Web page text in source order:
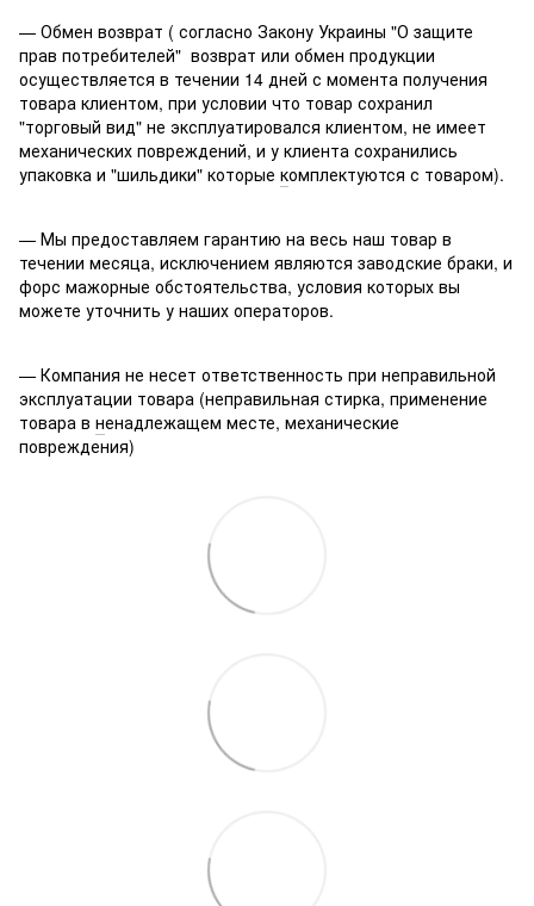
— Обмен возврат ( согласно Закону Украины "О защите
прав потребителей" возврат или обмен продукции
осуществляется в течении 14 дней с момента получения
товара клиентом, при условии что товар сохранил
"торговый вид" не эксплуатировался клиентом, не имеет
механических повреждений, и у клиента сохранились
упаковка и "шильдики" которые комплектуются с товаром).
— Мы предоставляем гарантию на весь наш товар в
течении месяца, исключением являются заводские браки, и
форс мажорные обстоятельства, условия которых вы
можете уточнить у наших операторов.
— Компания не несет ответственность при неправильной
эксплуатации товара (неправильная стирка, применение
товара в ненадлежащем месте, механические
повреждения)